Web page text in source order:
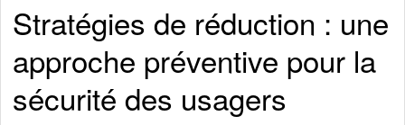
Stratégies de réduction : une
approche préventive pour la
sécurité des usagers